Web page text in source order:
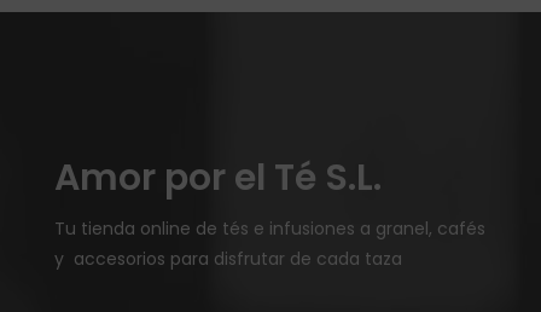
Amor por el Té S.L.
Tu tienda online de tés e infusiones a granel, cafés
y accesorios para disfrutar de cada taza